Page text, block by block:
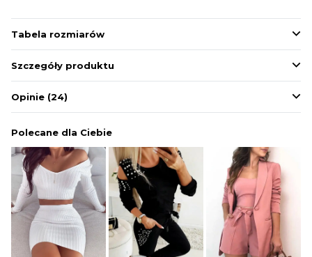
SWETRY
BIELIZNA
Tabela rozmiarów
Szczegóły produktu
Opinie (24)
Polecane dla Ciebie